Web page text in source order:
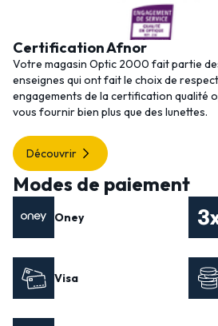
Certification Afnor
Votre magasin Optic 2000 fait partie
enseignes qui ont fait le choix de
engagements de la certification qualité
vous fournir bien plus que des lunettes.
Découvrir
Modes de paiement
Oney
Visa